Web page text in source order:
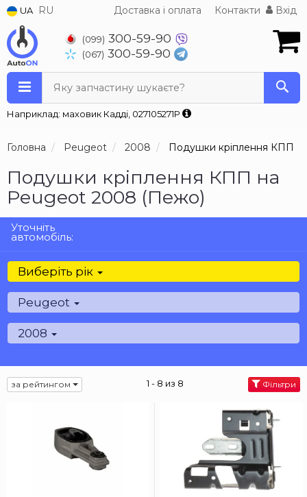
UA RU Доставка і оплата Контакти Вхід
(099) 300-59-90
(067) 300-59-90
Яку запчастину шукаєте?
Наприклад: маховик Кадді, 027105271P
Головна Peugeot 2008 Подушки кріплення КПП
Подушки кріплення КПП на
Peugeot 2008 (Пежо)
Уточніть
автомобіль:
Виберіть рік
Peugeot
2008
за рейтингом 1 - 8 из 8 Фільтри